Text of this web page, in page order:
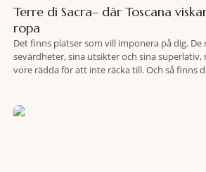
Terre di Sacra– där Toscana
ropa
Det finns platser som vill imponera på dig. De
sevärdheter, sina utsikter och sina superlativ,
vore rädda för att inte räcka till. Och så finns